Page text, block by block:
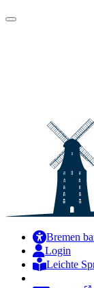
Bremen
Login
Leichte